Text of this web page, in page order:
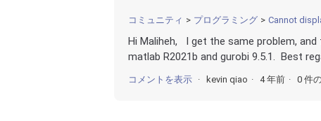
コミュニティ プログラミング Cannot
Hi Maliheh, I get the same problem,
matlab R2021b and gurobi 9.5.1. Best
コメントを表示 kevin qiao 4 年前 0 件